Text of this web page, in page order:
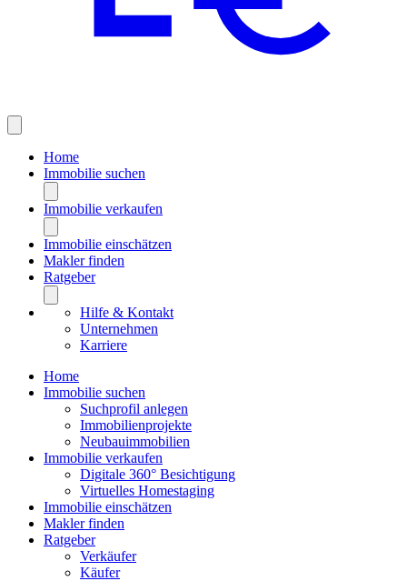
Home
Immobilie suchen
Immobilie verkaufen
Immobilie einschätzen
Makler finden
Ratgeber
Hilfe & Kontakt
Unternehmen
Karriere
Home
Immobilie suchen
Suchprofil anlegen
Immobilienprojekte
Neubauimmobilien
Immobilie verkaufen
Digitale 360° Besichtigung
Virtuelles Homestaging
Immobilie einschätzen
Makler finden
Ratgeber
Verkäufer
Käufer